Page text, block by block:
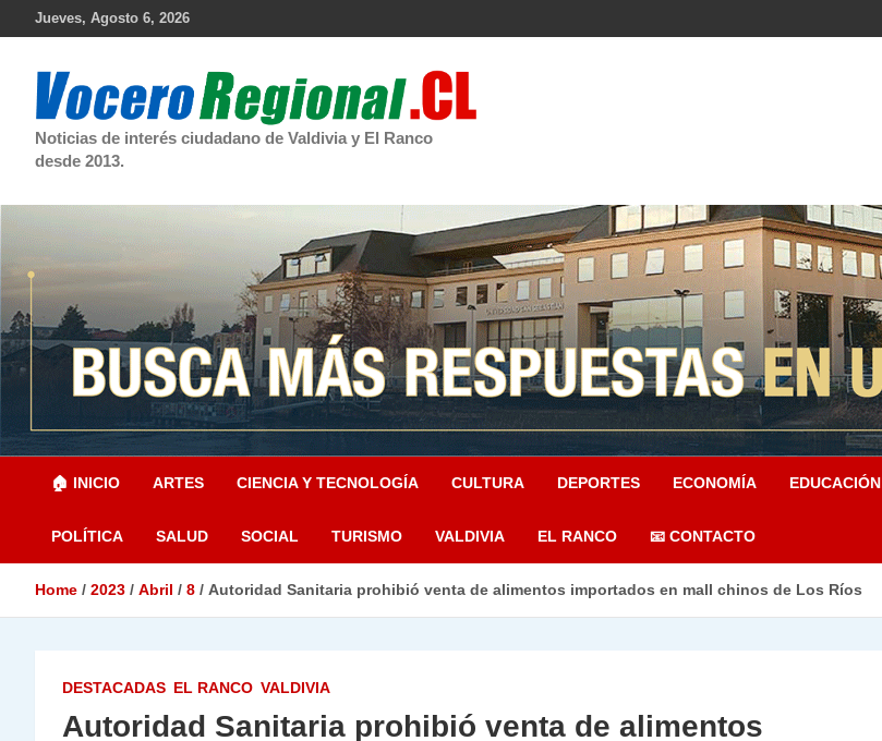
Jueves, Agosto 6, 2026
Noticias de interés ciudadano de Valdivia y El Ranco
desde 2013.
🏠 INICIO ARTES CIENCIA Y TECNOLOGÍA CULTURA DEPORTES ECONOMÍA EDUCACIÓN
POLÍTICA SALUD SOCIAL TURISMO VALDIVIA EL RANCO 📧 CONTACTO
Home 2023 Abril 8 Autoridad Sanitaria prohibió venta de alimentos importados en mall chinos de Los Ríos
DESTACADAS EL RANCO VALDIVIA
Autoridad Sanitaria prohibió venta de alimentos